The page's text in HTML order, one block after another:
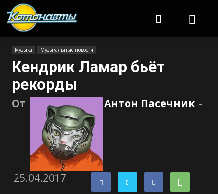
Музыка Музыкальные новости
Кендрик Ламар бьёт
рекорды
От Антон Пасечник -
25.04.2017